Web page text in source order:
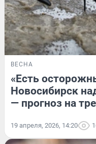
ВЕСНА
«Есть
Новосибирск
— прогноз на
19 апреля, 2026, 14:20